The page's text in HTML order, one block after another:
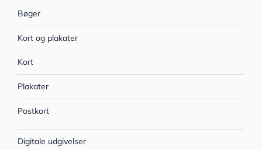
Bøger
Kort og plakater
Kort
Plakater
Postkort
Digitale udgivelser